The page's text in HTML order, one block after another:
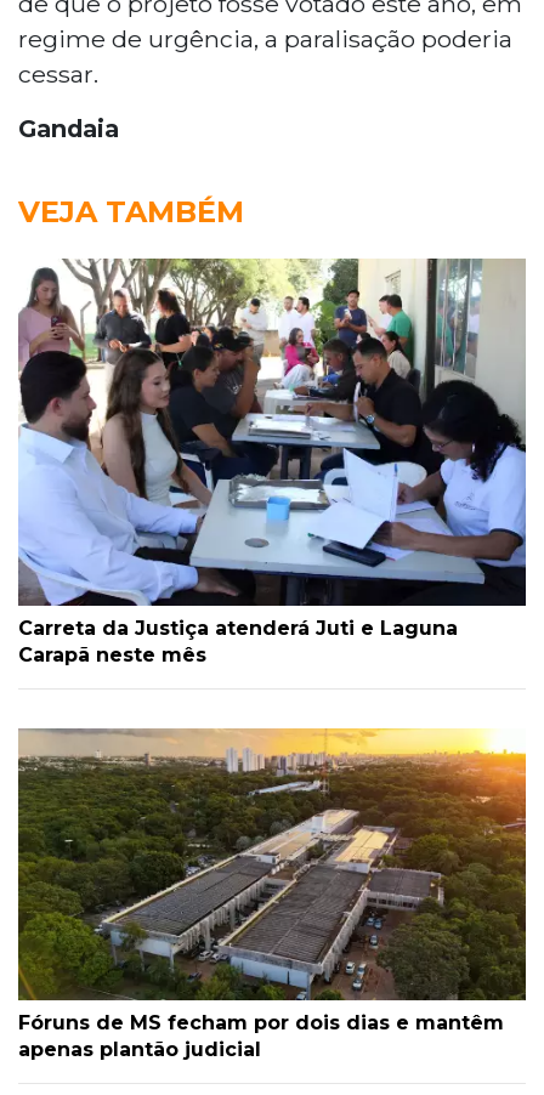
regime de urgência, a paralisação poderia
cessar.
Gandaia
VEJA TAMBÉM
Carreta da Justiça atenderá Juti e Laguna
Carapã neste mês
Fóruns de MS fecham por dois dias e mantêm
apenas plantão judicial